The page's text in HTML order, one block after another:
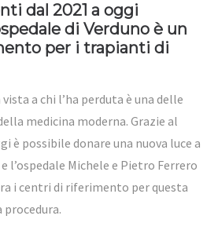
dal 2021 a oggi
di Verduno è un
per i trapianti di
a chi l’ha perduta è una delle
medicina moderna. Grazie al
è possibile donare una nuova luce a
l’ospedale Michele e Pietro Ferrero
i centri di riferimento per questa